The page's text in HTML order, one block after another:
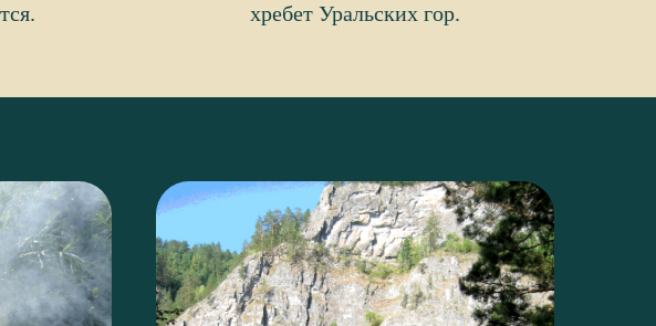
хребет Уральских гор.